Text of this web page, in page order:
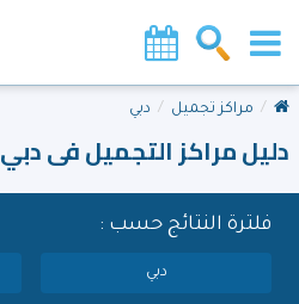
مراكز تجميل دبي
دليل مراكز التجميل فى دبي
فلترة النتائج حسب :
دبي